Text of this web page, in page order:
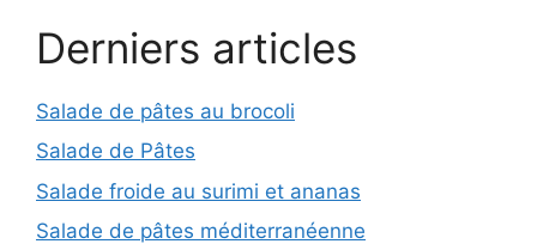
Derniers articles
Salade de pâtes au brocoli
Salade de Pâtes
Salade froide au surimi et ananas
Salade de pâtes méditerranéenne